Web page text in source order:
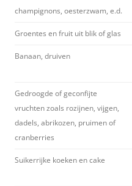
champignons, oesterzwam, e.d.
Groentes en fruit uit blik of glas
Banaan, druiven
Gedroogde of geconfijte
vruchten zoals rozijnen, vijgen,
dadels, abrikozen, pruimen of
cranberries
Suikerrijke koeken en cake